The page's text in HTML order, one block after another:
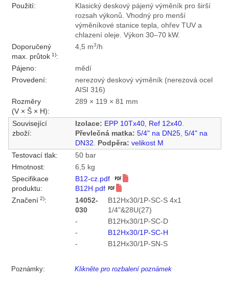
Použití:
Klasický deskový pájený výměník pro širší
rozsah výkonů. Vhodný pro menší
výměníkové stanice tepla, ohřev TUV a
chlazení oleje. Výkon 30–70 kW.
Doporučený
max. průtok1):
4,5 m3/h
Pájeno:
mědí
Provedení:
nerezový deskový výměník (nerezová ocel
AISI 316)
Rozměry
(V × Š × H):
289 × 119 × 81 mm
Související
zboží:
Izolace: EPP 10Tx40, Ref 12x40.
Převlečná matka: 5/4" na DN25, 5/4" na
DN32
Podpěra: velikost M
Testovací tlak:
50 bar
Hmotnost:
6,5 kg
Specifikace
produktu:
B12-cz.pdf
B12H.pdf
Značení2):
14052-
030
B12Hx30/1P-SC-S 4x1
1/4"&28U(27)
-
B12Hx30/1P-SC-D
-
B12Hx30/1P-SC-H
-
B12Hx30/1P-SN-S
Poznámky: Klikněte pro rozbalení poznámek